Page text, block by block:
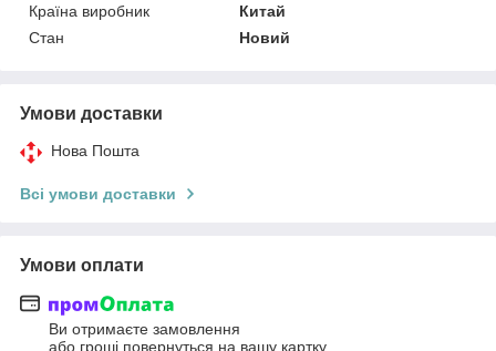
Країна виробник
Китай
Стан
Новий
Умови доставки
Нова Пошта
Всі умови доставки
Умови оплати
Ви отримаєте замовлення
або гроші повернуться на вашу картку